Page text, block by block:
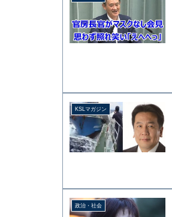
KSLマガジン
政治・社会